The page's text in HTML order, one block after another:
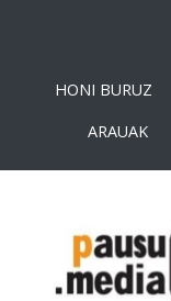
HONI BURUZ
ARAUAK